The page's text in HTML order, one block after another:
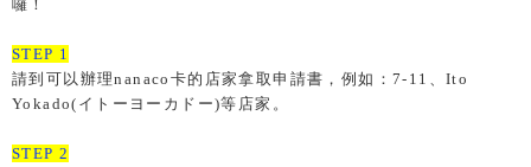
囉！
STEP 1
請到可以辦理nanaco卡的店家拿取申請書，例如：7-11、Ito
Yokado(イトーヨーカドー)等店家。
STEP 2